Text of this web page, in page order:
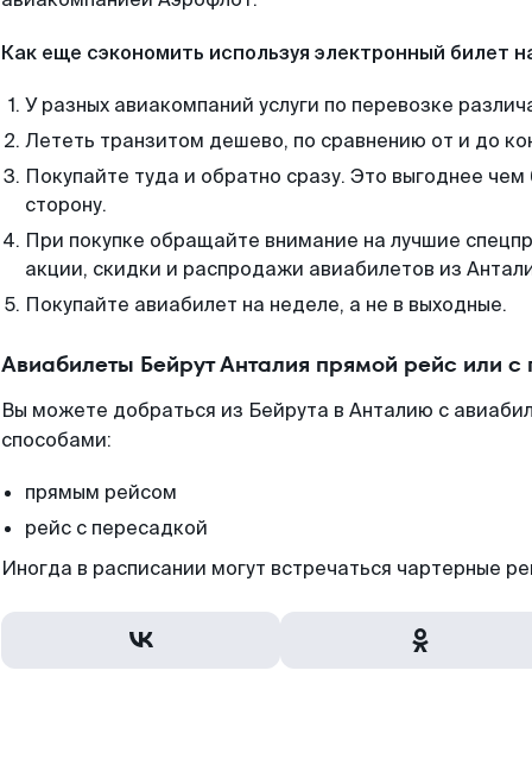
Как еще сэкономить используя электронный билет
У разных авиакомпаний услуги по перевозке
Лететь транзитом дешево, по сравнению от и до
Покупайте туда и обратно сразу. Это выгоднее
сторону.
При покупке обращайте внимание на лучшие
акции, скидки и распродажи авиабилетов из
Покупайте авиабилет на неделе, а не в выходные.
Авиабилеты Бейрут Анталия прямой рейс или
Вы можете добраться из Бейрута в Анталию с
способами:
прямым рейсом
рейс с пересадкой
Иногда в расписании могут встречаться чартерные